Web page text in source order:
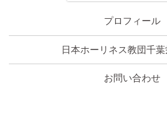
プロフィール
日本ホーリネス教団千
お問い合わせ